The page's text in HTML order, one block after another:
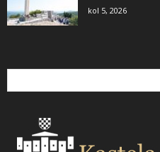
kol 5, 2026